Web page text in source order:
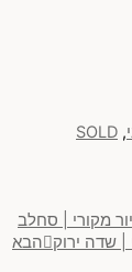
,
SOLD
מקורי | סחלב
| שדה ירוק הבא